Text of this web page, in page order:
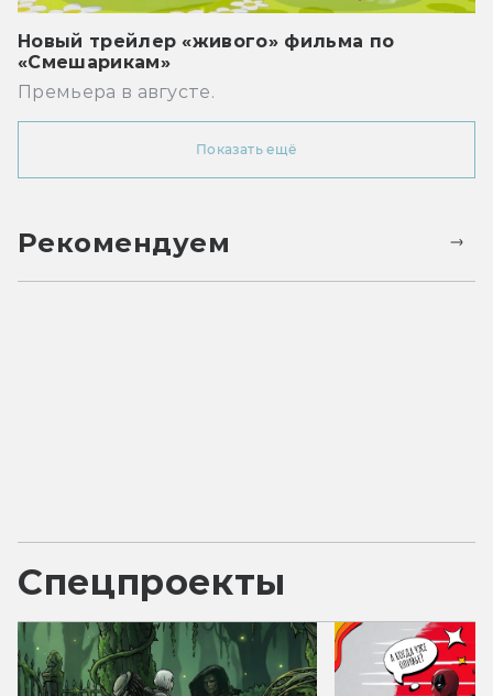
Новый трейлер «живого» фильма по
«Смешарикам»
Премьера в августе.
Показать ещё
Рекомендуем
Спецпроекты